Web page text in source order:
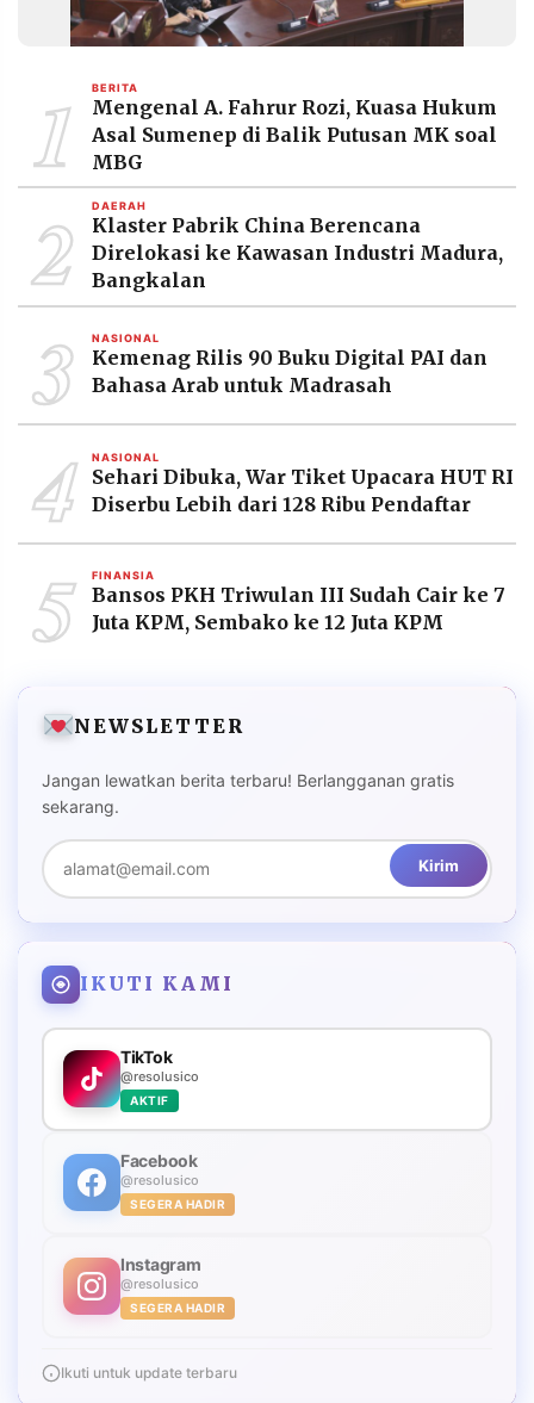
1 BERITA
Mengenal A. Fahrur Rozi, Kuasa Hukum
Asal Sumenep di Balik Putusan MK soal
MBG
2 DAERAH
Klaster Pabrik China Berencana
Direlokasi ke Kawasan Industri Madura,
Bangkalan
3 NASIONAL
Kemenag Rilis 90 Buku Digital PAI dan
Bahasa Arab untuk Madrasah
4 NASIONAL
Sehari Dibuka, War Tiket Upacara HUT RI
Diserbu Lebih dari 128 Ribu Pendaftar
5 FINANSIA
Bansos PKH Triwulan III Sudah Cair ke 7
Juta KPM, Sembako ke 12 Juta KPM
NEWSLETTER
Jangan lewatkan berita terbaru! Berlangganan gratis
sekarang.
Kirim
IKUTI KAMI
TikTok
@resolusico
AKTIF
Facebook
@resolusico
SEGERA HADIR
Instagram
@resolusico
SEGERA HADIR
Ikuti untuk update terbaru